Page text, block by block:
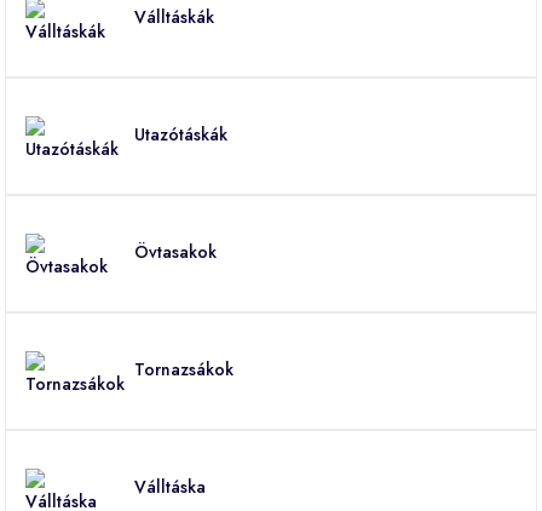
Válltáskák
Utazótáskák
Övtasakok
Tornazsákok
Válltáska